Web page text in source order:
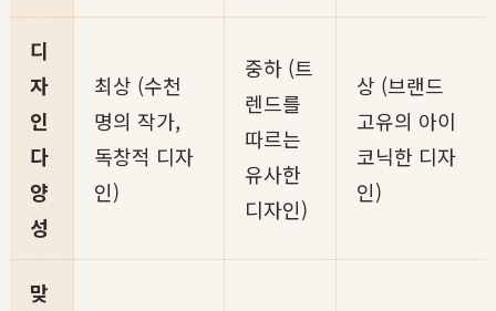
디
자
인
다
양
성
최상 (수천
명의 작가,
독창적 디자
인)
중하 (트
렌드를
따르는
유사한
디자인)
상 (브랜드
고유의 아이
코닉한 디자
인)
맞